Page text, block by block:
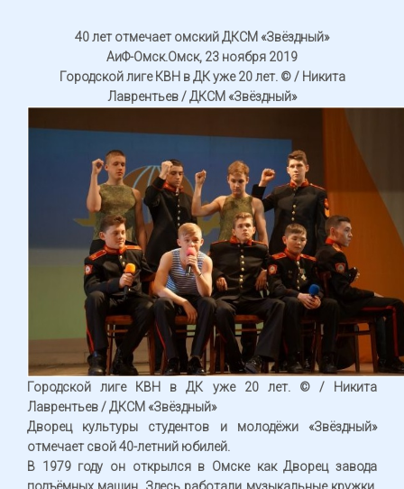
40 лет отмечает омский ДКСМ «Звёздный»
АиФ-Омск.Омск, 23 ноября 2019
Городской лиге КВН в ДК уже 20 лет. © / Никита
Лаврентьев / ДКСМ «Звёздный»
Городской лиге КВН в ДК уже 20 лет. © / Никита
Лаврентьев / ДКСМ «Звёздный»
Дворец культуры студентов и молодёжи «Звёздный»
отмечает свой 40-летний юбилей.
В 1979 году он открылся в Омске как Дворец завода